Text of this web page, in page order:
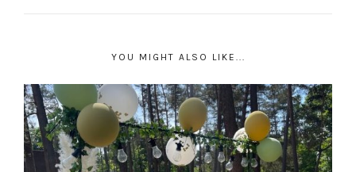
YOU MIGHT ALSO LIKE...